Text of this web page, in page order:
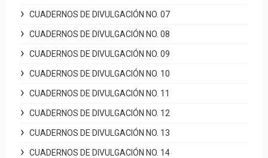
CUADERNOS DE DIVULGACIÓN NO. 07
CUADERNOS DE DIVULGACIÓN NO. 08
CUADERNOS DE DIVULGACIÓN NO. 09
CUADERNOS DE DIVULGACIÓN NO. 10
CUADERNOS DE DIVULGACIÓN NO. 11
CUADERNOS DE DIVULGACIÓN NO. 12
CUADERNOS DE DIVULGACIÓN NO. 13
CUADERNOS DE DIVULGACIÓN NO. 14